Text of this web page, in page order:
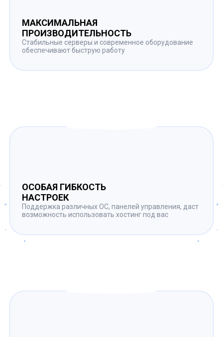
МАКСИМАЛЬНАЯ
ПРОИЗВОДИТЕЛЬНОСТЬ
Стабильные серверы и современное оборудование
обеспечивают быструю работу
ОСОБАЯ ГИБКОСТЬ
НАСТРОЕК
Поддержка различных ОС, панелей управления, даст
возможность использовать хостинг под вас